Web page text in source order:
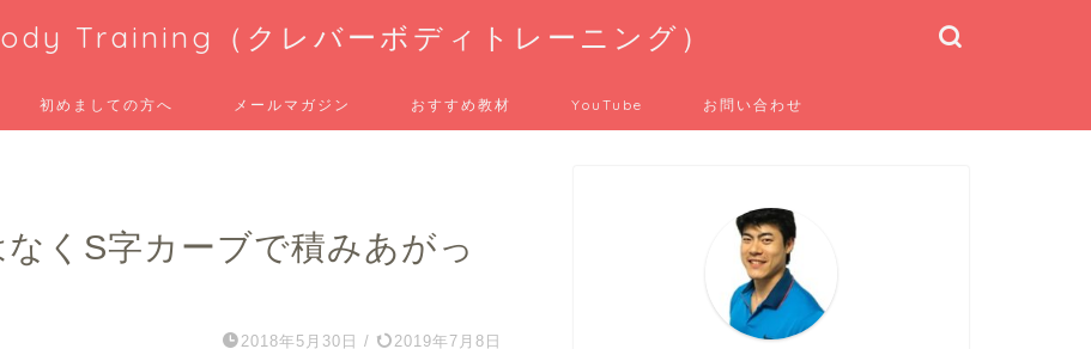
Training（クレバーボディトレーニング）
初めましての方へ メールマガジン おすすめ教材 YouTube お問い合わせ
くS字カーブで積みあがっ
2018年5月30日 / 2019年7月8日